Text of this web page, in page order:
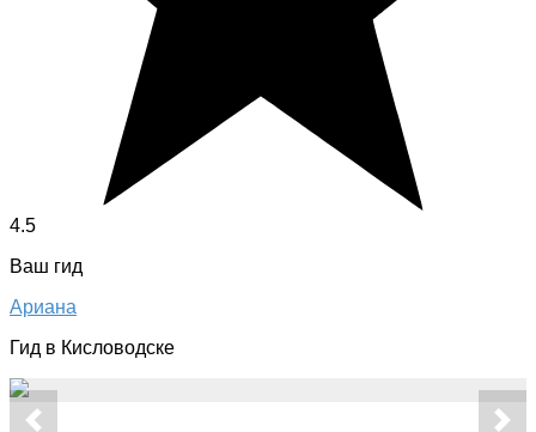
4.5
Ваш гид
Ариана
Гид в Кисловодске